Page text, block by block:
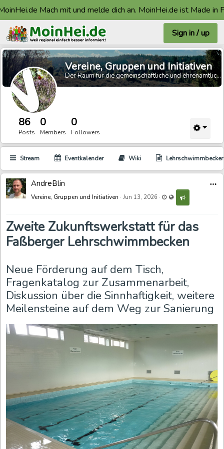
Mach mit und melde dich an. MoinHei.de ist Made in
Sign in / up
Vereine, Gruppen und Initiativen
Der Raum für die gemeinschaftliche und ehrenamtliche Arbeit.
86
Posts
0
Members
0
Followers
Stream Eventkalender Wiki Lehrschwimmbecken
AndreBlin
Vereine, Gruppen und Initiativen · Jun 13, 2026 · Last updated Jun
Visible also to
Zweite Zukunftswerkstatt für das
Faßberger Lehrschwimmbecken
Neue Förderung auf dem Tisch,
Fragenkatalog zur Zusammenarbeit,
Diskussion über die Sinnhaftigkeit, weitere
Meilensteine auf dem Weg zur Sanierung